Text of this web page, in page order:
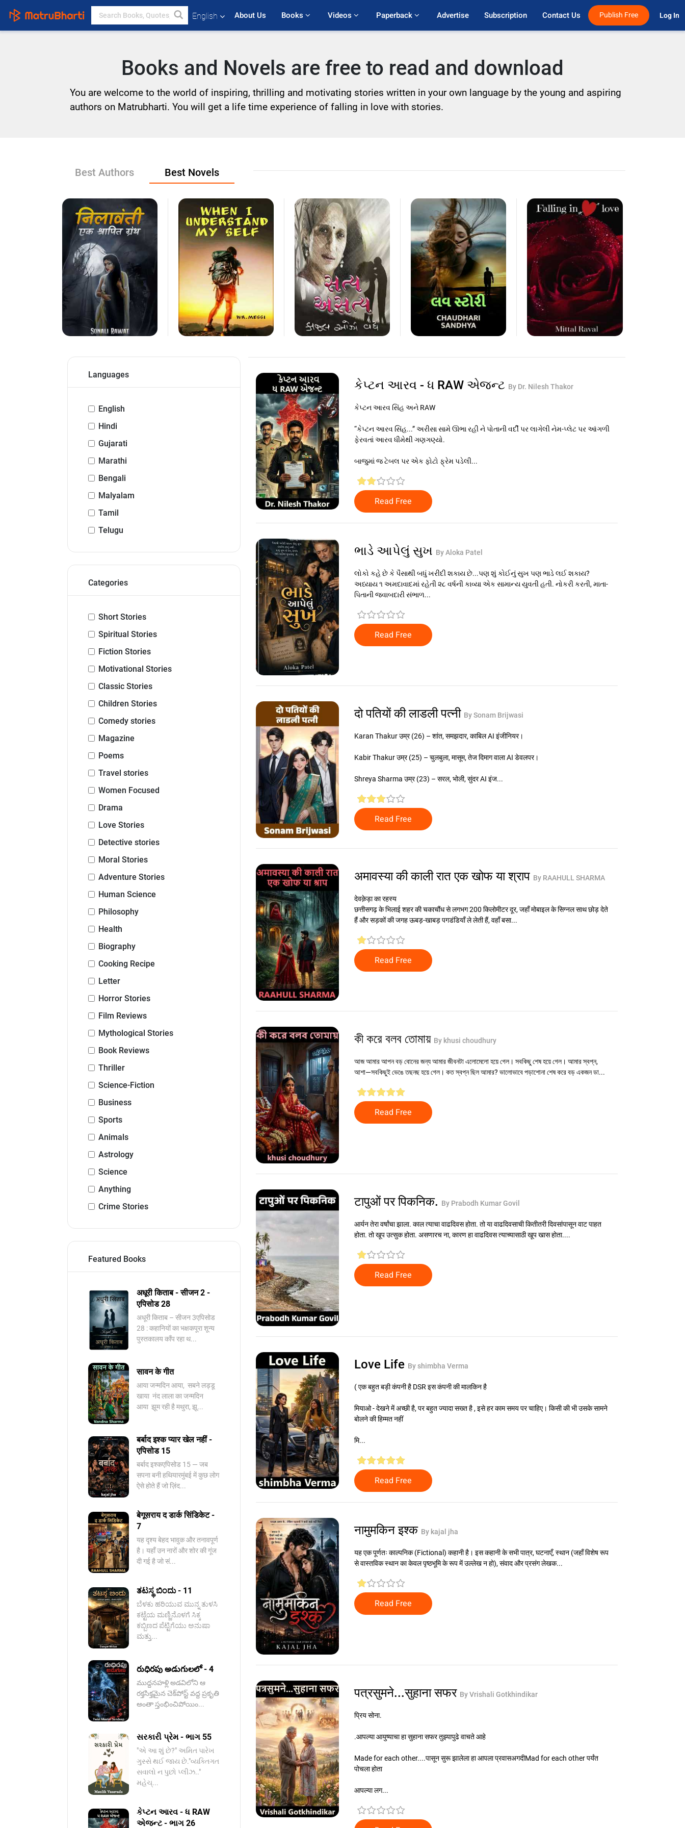
English About Us Books Videos Paperback Advertise Subscription Contact Us Publish Free Log In
Books and Novels are free to read and download
You are welcome to the world of inspiring, thrilling and motivating stories written in your own language by the young and aspiring
authors on Matrubharti. You will get a life time experience of falling in love with stories.
Best Authors Best Novels
Languages
English
Hindi
Gujarati
Marathi
Bengali
Malyalam
Tamil
Telugu
Categories
Short Stories
Spiritual Stories
Fiction Stories
Motivational Stories
Classic Stories
Children Stories
Comedy stories
Magazine
Poems
Travel stories
Women Focused
Drama
Love Stories
Detective stories
Moral Stories
Adventure Stories
Human Science
Philosophy
Health
Biography
Cooking Recipe
Letter
Horror Stories
Film Reviews
Mythological Stories
Book Reviews
Thriller
Science-Fiction
Business
Sports
Animals
Astrology
Science
Anything
Crime Stories
Featured Books
अधूरी किताब - सीजन 2 -
एपिसोड 28
अधूरी किताब – सीजन 3एपिसोड
28 : कहानियों का भक्षकपूरा शून्य
पुस्तकालय काँप रहा थ...
सावन के गीत
आया जन्मदिन आया, सबने लड्डू
खाया नंद लाला का जन्मदिन
आया झूम रही है मथुरा, झू...
बर्बाद इश्क प्यार खेल नहीं -
एपिसोड 15
बर्बाद इश्कएपिसोड 15 — जब
सपना बनी हथियारमुंबई में कुछ लोग
ऐसे होते हैं जो ज़िंद...
बेगूसराय द डार्क सिंडिकेट -
7
यह दृश्य बेहद भावुक और तनावपूर्ण
है। यहाँ उन नारों और शोर की गूंज
दी गई है जो सं...
ತಟಸ್ಥ ಬಿಂದು - 11
ಬೆಳಕು ಹರಿಯುವ ಮುನ್ನ ತುಳಸಿ
ಕಟ್ಟೆಯ ಮಣ್ಣಿನೊಳಗೆ ಸಿಕ್ಕ
ಕಬ್ಬಿಣದ ಪೆಟ್ಟಿಗೆಯು ಅನುಷಾ
ಮತ್ತು...
రుధిరపు అడుగులలో - 4
ముద్దనహళ్లి అడవిలోని ఆ
రక్తసిక్తమైన చెక్‌పోస్ట్ వద్ద ప్రకృతి
అంతా స్తంభించిపోయిం...
સરકારી પ્રેમ - ભાગ 55
"એ આ શું છે?" અમિત પારેખ
ગુસ્સે થઈ જાય છે."વ્યક્તિગત
સવાલો ન પુછો પ્લીઝ.."
મહેચ્...
કેપ્ટન આરવ - ધ RAW
એજન્ટ - ભાગ 26
કેપ્ટન આરવ - ધ RAW એજન્ટ By Dr. Nilesh Thakor
કેપ્ટન આરવ સિંહ અને RAW
“કેપ્ટન આરવ સિંહ...” અરીસા સામે ઊભા રહી ને પોતાની વર્દી પર લાગેલી નેમ-પ્લેટ પર આંગળી
ફેરવતાં આરવ ધીમેથી ગણગણ્યો.
બાજુમાં જ ટેબલ પર એક ફોટો ફ્રેમ પડેલી...
Read Free
ભાડે આપેલું સુખ By Aloka Patel
લોકો કહે છે કે પૈસાથી બધું ખરીદી શકાય છે...પણ શું કોઈનું સુખ પણ ભાડે લઈ શકાય?
અધ્યાય ૧ અમદાવાદમાં રહેતી ૨૮ વર્ષની કાવ્યા એક સામાન્ય યુવતી હતી. નોકરી કરતી, માતા-
પિતાની જવાબદારી સંભાળ...
Read Free
दो पतियों की लाडली पत्नी By Sonam Brijwasi
Karan Thakur उम्र (26) – शांत, समझदार, काबिल AI इंजीनियर।
Kabir Thakur उम्र (25) – चुलबुला, मासूम, तेज दिमाग वाला AI डेवलपर।
Shreya Sharma उम्र (23) – सरल, भोली, सुंदर AI इंज...
Read Free
अमावस्या की काली रात एक खोफ या श्राप By RAAHULL SHARMA
देवक़ेड़ा का रहस्य
छत्तीसगढ़ के भिलाई शहर की चकाचौंध से लगभग 200 किलोमीटर दूर, जहाँ मोबाइल के सिग्नल साथ छोड़ देते
हैं और सड़कों की जगह ऊबड़-खाबड़ पगडंडियाँ ले लेती हैं, वहाँ बसा...
Read Free
কী করে বলব তোমায় By khusi choudhury
আজ আমার আপন বড় বোনের জন্য আমার জীবনটা এলোমেলো হয়ে গেল। সবকিছু শেষ হয়ে গেল। আমার স্বপ্ন,
আশা—সবকিছুই ভেঙে তছনছ হয়ে গেল। কত স্বপ্ন ছিল আমার? ভালোভাবে পড়াশোনা শেষ করে বড় একজন ডা...
Read Free
टापुओं पर पिकनिक. By Prabodh Kumar Govil
आर्यन तेरा वर्षांचा झाला. काल त्याचा वाढदिवस होता. तो या वाढदिवसाची कितीतरी दिवसांपासून वाट पाहत
होता. तो खूप उत्सुक होता. असणारच ना, कारण हा वाढदिवस त्याच्यासाठी खूप खास होता....
Read Free
Love Life By shimbha Verma
( एक बहुत बड़ी कंपनी है DSR इस कंपनी की मालकिन है
मियाओ - देखने में अच्छी है, पर बहुत ज्यादा सख्त है , इसे हर काम समय पर चाहिए। किसी की भी उसके सामने
बोलने की हिम्मत नहीं
मि...
Read Free
नामुमकिन इश्क By kajal jha
यह एक पूर्णतः काल्पनिक (Fictional) कहानी है। इस कहानी के सभी पात्र, घटनाएँ, स्थान (जहाँ विशेष रूप
से वास्तविक स्थान का केवल पृष्ठभूमि के रूप में उल्लेख न हो), संवाद और प्रसंग लेखक...
Read Free
पत्रसुमने...सुहाना सफर By Vrishali Gotkhindikar
प्रिय सोना.
.आपल्या आयुष्याचा हा सुहाना सफर तुझ्यापुढे वाचते आहे
Made for each other....पासून सुरू झालेला हा आपला प्रवासअगदीMad for each other पर्यंत
पोचला होता
आपल्या लग...